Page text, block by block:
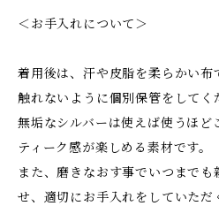
＜お手入れについて＞
着用後は、汗や皮脂を柔らかい
触れないように個別保管をしてく
無垢なシルバーは使えば使うほど
ティーク感が楽しめる素材です。
また、磨きなおす事でいつまで
せ、適切にお手入れをしていただ